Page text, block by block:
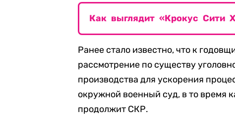
Как выглядит «Крокус Сити
Ранее стало известно, что к
рассмотрение по существу
производства для ускорения
окружной военный суд, в то время
продолжит СКР.